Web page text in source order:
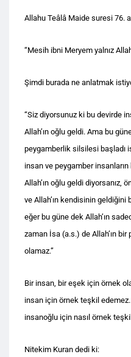
Allahu Teâlâ Maide suresi 76.
“Mesih ibni Meryem yalnız
Şimdi burada ne anlatmak
“Siz diyorsunuz ki bu devirde
Allah’ın oğlu geldi. Ama bu
peygamberlik silsilesi başladı
insan ve peygamber
Allah’ın oğlu geldi diyorsanız,
ve Allah’ın kendisinin geldiğini
eğer bu güne dek Allah’ın
zaman İsa (a.s.) de Allah’ın
olamaz.”
Bir insan, bir eşek için örnek
insan için örnek teşkil edemez.
insanoğlu için nasıl örnek
Nitekim Kuran dedi ki: